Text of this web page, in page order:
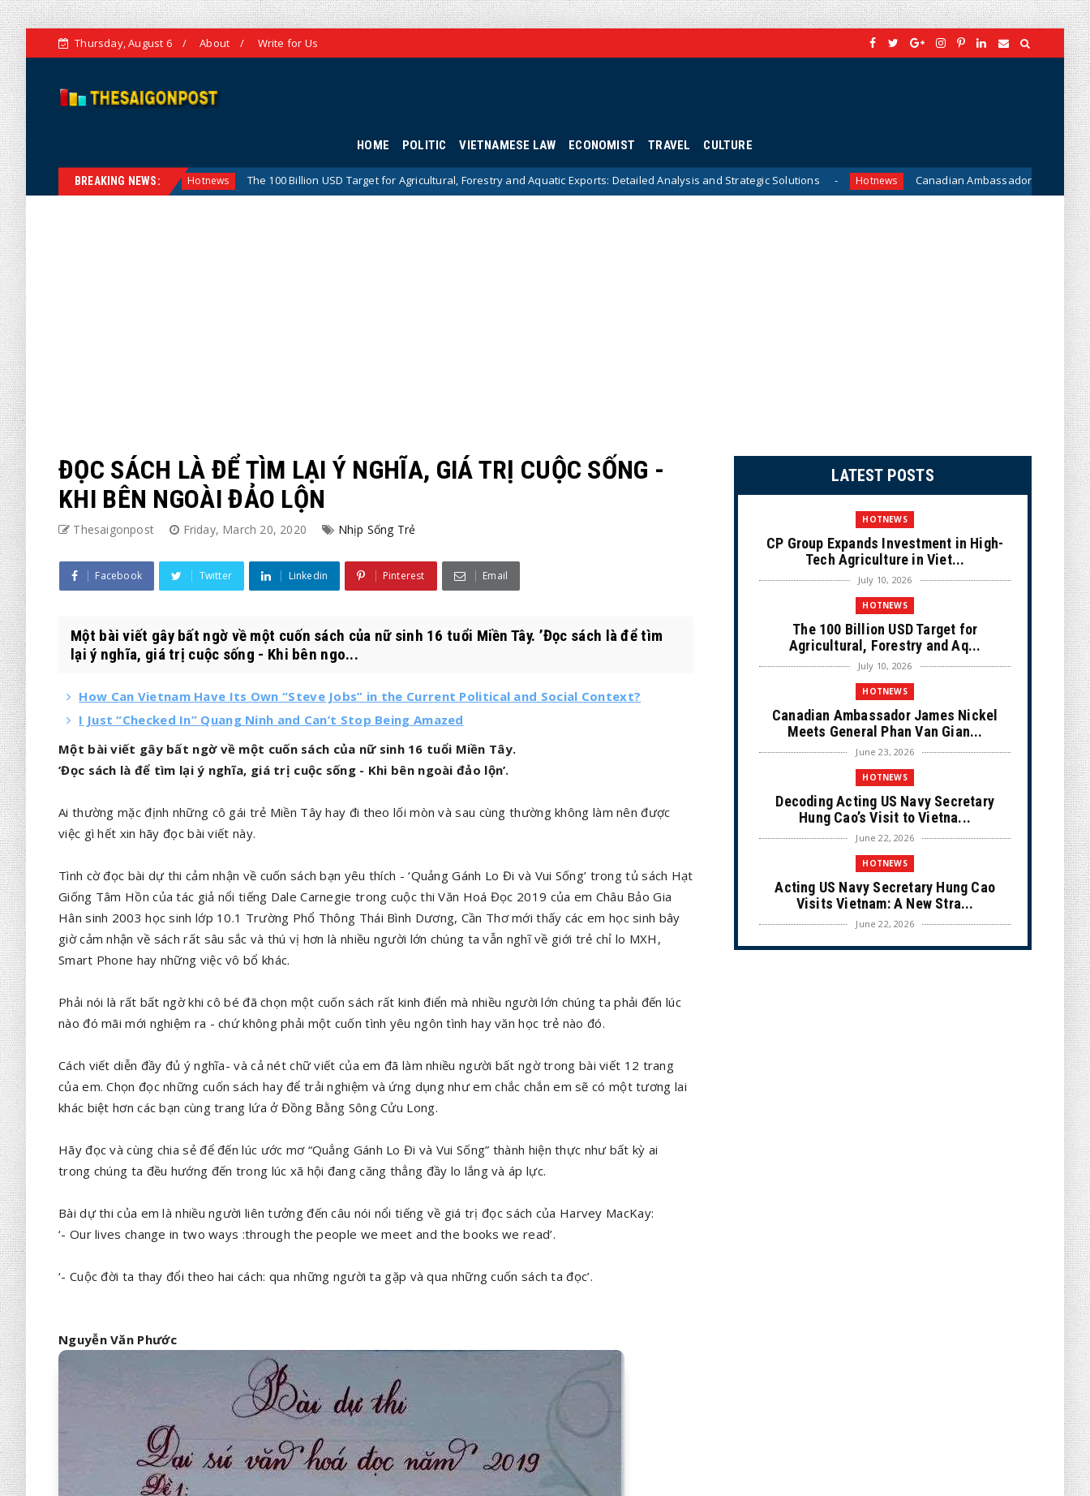
Thursday, August 6 About Write for Us
HOME POLITIC VIETNAMESE LAW ECONOMIST TRAVEL CULTURE
BREAKING NEWS:
Hotnews The 100 Billion USD Target for Agricultural, Forestry and Aquatic Exports: Detailed Analysis and Strategic Solutions Hotnews Canadian Ambassador James Nickel Meets General Phan Van
ĐỌC SÁCH LÀ ĐỂ TÌM LẠI Ý NGHĨA, GIÁ TRỊ CUỘC SỐNG -
KHI BÊN NGOÀI ĐẢO LỘN
Thesaigonpost Friday, March 20, 2020 Nhịp Sống Trẻ
Facebook Twitter Linkedin Pinterest Email
Một bài viết gây bất ngờ về một cuốn sách của nữ sinh 16 tuổi Miền Tây. ’Đọc sách là để tìm
lại ý nghĩa, giá trị cuộc sống - Khi bên ngo...
How Can Vietnam Have Its Own “Steve Jobs” in the Current Political and Social Context?
I Just “Checked In” Quang Ninh and Can’t Stop Being Amazed
Một bài viết gây bất ngờ về một cuốn sách của nữ sinh 16 tuổi Miền Tây.
’Đọc sách là để tìm lại ý nghĩa, giá trị cuộc sống - Khi bên ngoài đảo lộn’.
Ai thường mặc định những cô gái trẻ Miền Tây hay đi theo lối mòn và sau cùng thường không làm nên được
việc gì hết xin hãy đọc bài viết này.
Tình cờ đọc bài dự thi cảm nhận về cuốn sách bạn yêu thích - ‘Quảng Gánh Lo Đi và Vui Sống’ trong tủ sách Hạt
Giống Tâm Hồn của tác giả nổi tiếng Dale Carnegie trong cuộc thi Văn Hoá Đọc 2019 của em Châu Bảo Gia
Hân sinh 2003 học sinh lớp 10.1 Trường Phổ Thông Thái Bình Dương, Cần Thơ mới thấy các em học sinh bây
giờ cảm nhận về sách rất sâu sắc và thú vị hơn là nhiều người lớn chúng ta vẫn nghĩ về giới trẻ chỉ lo MXH,
Smart Phone hay những việc vô bổ khác.
Phải nói là rất bất ngờ khi cô bé đã chọn một cuốn sách rất kinh điển mà nhiều người lớn chúng ta phải đến lúc
nào đó mãi mới nghiệm ra - chứ không phải một cuốn tình yêu ngôn tình hay văn học trẻ nào đó.
Cách viết diễn đầy đủ ý nghĩa- và cả nét chữ viết của em đã làm nhiều người bất ngờ trong bài viết 12 trang
của em. Chọn đọc những cuốn sách hay để trải nghiệm và ứng dụng như em chắc chắn em sẽ có một tương lai
khác biệt hơn các bạn cùng trang lứa ở Đồng Bằng Sông Cửu Long.
Hãy đọc và cùng chia sẻ để đến lúc ước mơ “Quẳng Gánh Lo Đi và Vui Sống” thành hiện thực như bất kỳ ai
trong chúng ta đều hướng đến trong lúc xã hội đang căng thẳng đầy lo lắng và áp lực.
Bài dự thi của em là nhiều người liên tưởng đến câu nói nổi tiếng về giá trị đọc sách của Harvey MacKay:
‘- Our lives change in two ways :through the people we meet and the books we read’.
‘- Cuộc đời ta thay đổi theo hai cách: qua những người ta gặp và qua những cuốn sách ta đọc’.
Nguyễn Văn Phước
LATEST POSTS
HOTNEWS
CP Group Expands Investment in High-
Tech Agriculture in Viet...
July 10, 2026
HOTNEWS
The 100 Billion USD Target for
Agricultural, Forestry and Aq...
July 10, 2026
HOTNEWS
Canadian Ambassador James Nickel
Meets General Phan Van Gian...
June 23, 2026
HOTNEWS
Decoding Acting US Navy Secretary
Hung Cao’s Visit to Vietna...
June 22, 2026
HOTNEWS
Acting US Navy Secretary Hung Cao
Visits Vietnam: A New Stra...
June 22, 2026
CULTURE